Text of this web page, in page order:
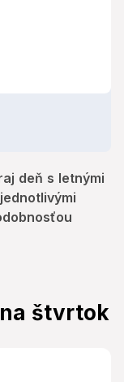
deň s letnými
štvrtok